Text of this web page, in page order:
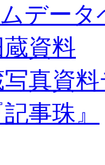
データ
資料
写真資
事珠』